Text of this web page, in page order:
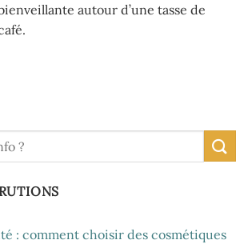
autour d’une tasse de
: comment choisir des cosmétiques